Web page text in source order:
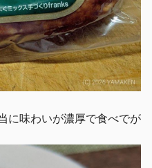
に味わいが濃厚で食べでが